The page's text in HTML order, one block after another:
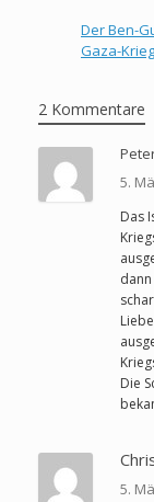
Der Ben-
Gaza-
2 Kommentare
5.
Das
Die
5.